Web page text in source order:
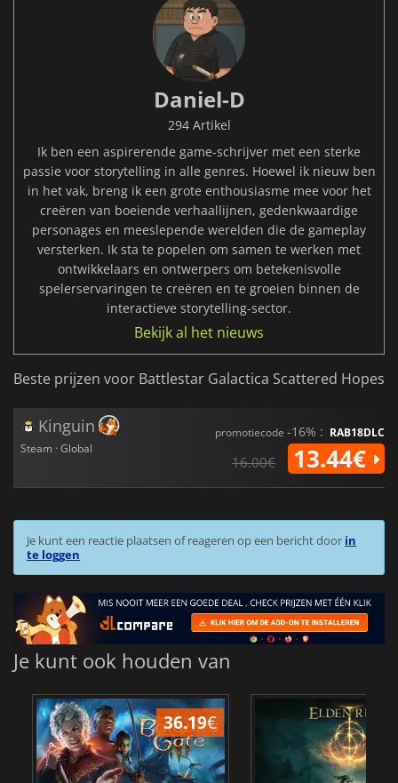
Daniel-D
294 Artikel
Ik ben een aspirerende game-schrijver met een sterke
passie voor storytelling in alle genres. Hoewel ik nieuw ben
in het vak, breng ik een grote enthousiasme mee voor het
creëren van boeiende verhaallijnen, gedenkwaardige
personages en meeslepende werelden die de gameplay
versterken. Ik sta te popelen om samen te werken met
ontwikkelaars en ontwerpers om betekenisvolle
spelerservaringen te creëren en te groeien binnen de
interactieve storytelling-sector.
Bekijk al het nieuws
Beste prijzen voor Battlestar Galactica Scattered Hopes
Kinguin
Steam · Global
promotiecode -16% : RAB18DLC
16.00€ 13.44€
Je kunt een reactie plaatsen of reageren op een bericht door in
te loggen
Je kunt ook houden van
36.19€